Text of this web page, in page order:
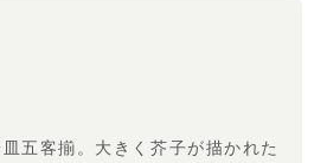
五客揃。大きく芥子が描かれた